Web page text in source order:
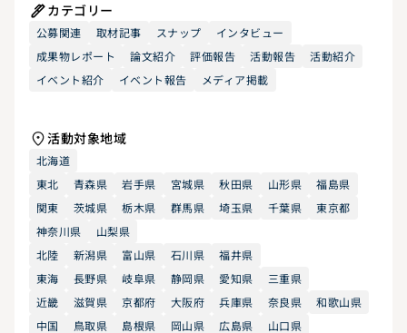
カテゴリー
公募関連 取材記事 スナップ
インタビュー
成果物レポート
論文紹介 評価報告 活動報告
活動紹介
イベント紹介
イベント報告 メディア掲載
活動対象地域
北海道
東北
青森県 岩手県 宮城県 秋田県 山形県
福島県
関東
茨城県 栃木県 群馬県 埼玉県 千葉県
東京都
神奈川県
山梨県
北陸
新潟県 富山県 石川県
福井県
東海
長野県 岐阜県 静岡県 愛知県
三重県
近畿
滋賀県 京都府 大阪府 兵庫県 奈良県
和歌山県
中国
鳥取県 島根県 岡山県 広島県
山口県